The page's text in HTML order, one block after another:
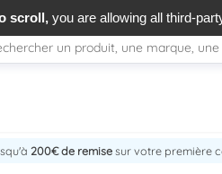
200€ de remisesur votre première
scroll,you are allowing all third-